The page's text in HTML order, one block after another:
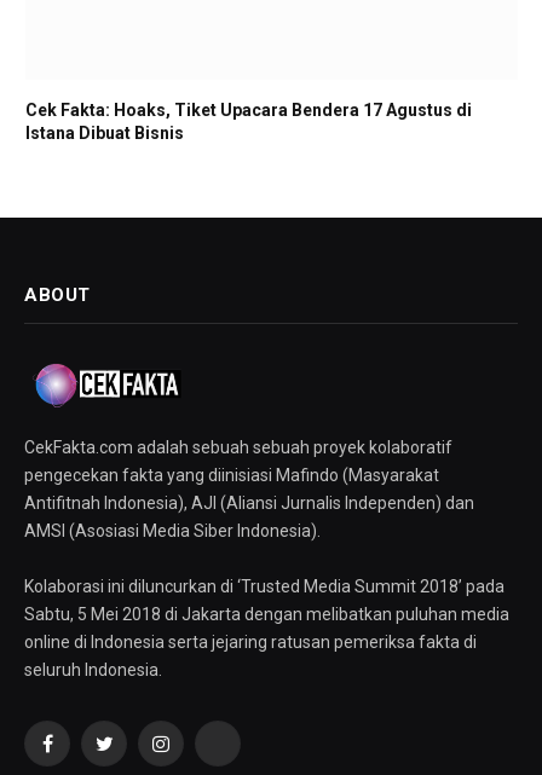
Cek Fakta: Hoaks, Tiket Upacara Bendera 17 Agustus di
Istana Dibuat Bisnis
ABOUT
CekFakta.com adalah sebuah sebuah proyek kolaboratif
pengecekan fakta yang diinisiasi Mafindo (Masyarakat
Antifitnah Indonesia), AJI (Aliansi Jurnalis Independen) dan
AMSI (Asosiasi Media Siber Indonesia).
Kolaborasi ini diluncurkan di ‘Trusted Media Summit 2018’ pada
Sabtu, 5 Mei 2018 di Jakarta dengan melibatkan puluhan media
online di Indonesia serta jejaring ratusan pemeriksa fakta di
seluruh Indonesia.
FacebookTwitterInstagramYouTube